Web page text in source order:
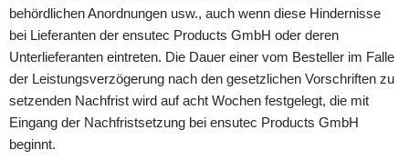
behördlichen Anordnungen usw., auch wenn diese Hindernisse
bei Lieferanten der ensutec Products GmbH oder deren
Unterlieferanten eintreten. Die Dauer einer vom Besteller im Falle
der Leistungsverzögerung nach den gesetzlichen Vorschriften zu
setzenden Nachfrist wird auf acht Wochen festgelegt, die mit
Eingang der Nachfristsetzung bei ensutec Products GmbH
beginnt.